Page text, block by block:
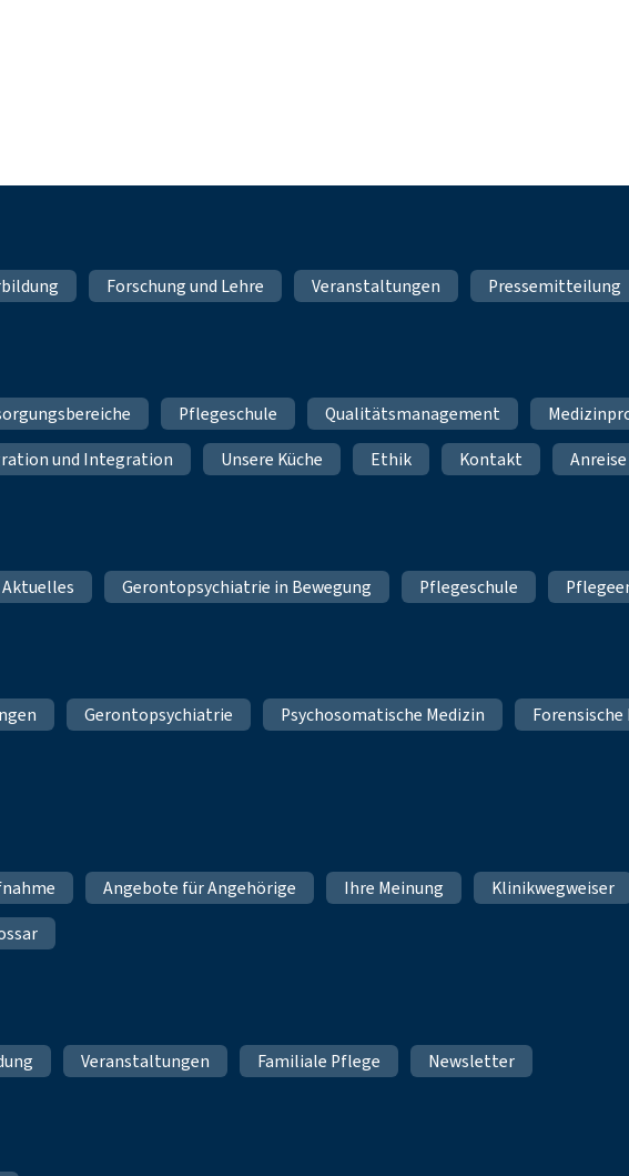
Forschung und Lehre Veranstaltungen Pressemitteilung
Pflegeschule Qualitätsmanagement
und Integration
Unsere Küche Ethik Kontakt Anreise
Gerontopsychiatrie in Bewegung Pflegeschule
Gerontopsychiatrie Psychosomatische Medizin
Angebote für Angehörige Ihre Meinung Klinikwegweiser
Veranstaltungen Familiale Pflege Newsletter